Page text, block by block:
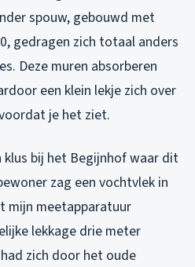
spouw, gebouwd met
gedragen zich totaal anders
Deze muren absorberen
een klein lekje zich over
je het ziet.
klus bij het Begijnhof waar dit
zag een vochtvlek in
mijn meetapparatuur
lekkage drie meter
zich door het oude